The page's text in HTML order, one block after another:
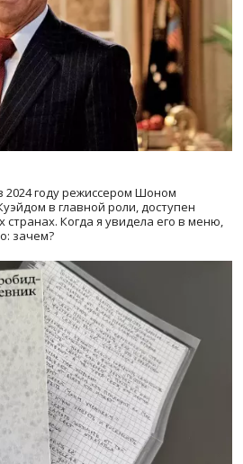
2024 годурежиссером Шоном
в главной роли, доступен
странах. Когда я увидела его в меню,
зачем?